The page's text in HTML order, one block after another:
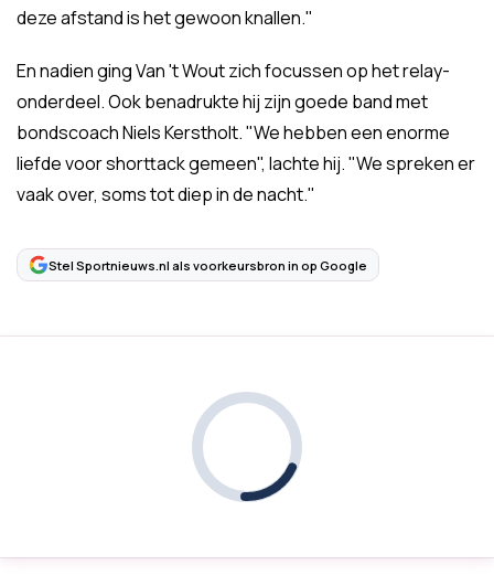
deze afstand is het gewoon knallen."
En nadien ging Van 't Wout zich focussen op het relay-
onderdeel. Ook benadrukte hij zijn goede band met
bondscoach Niels Kerstholt. "We hebben een enorme
liefde voor shorttack gemeen", lachte hij. "We spreken er
vaak over, soms tot diep in de nacht."
Stel Sportnieuws.nl als voorkeursbron in op Google